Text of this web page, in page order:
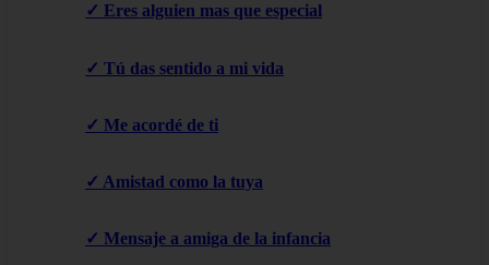
✓ Eres alguien mas que especial
✓ Tú das sentido a mi vida
✓ Me acordé de ti
✓ Amistad como la tuya
✓ Mensaje a amiga de la infancia